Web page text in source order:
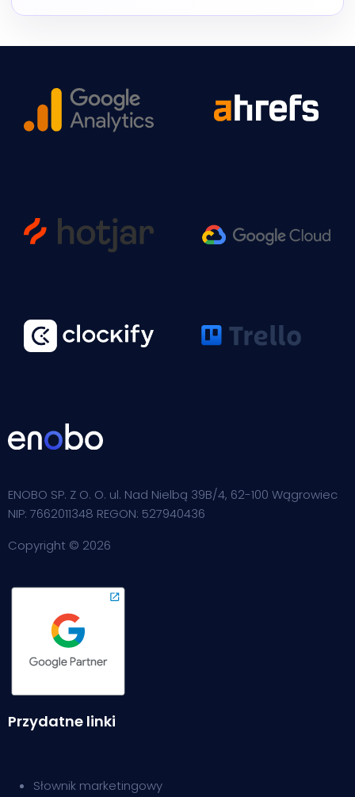
ENOBO SP. Z O. O. ul. Nad Nielbą 39B/4, 62-100 Wągrowiec
NIP: 7662011348 REGON: 527940436
Copyright © 2026
Przydatne linki
Słownik marketingowy